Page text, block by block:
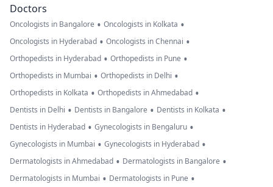
Doctors
Oncologists in Bangalore • Oncologists in Kolkata •
Oncologists in Hyderabad • Oncologists in Chennai •
Orthopedists in Hyderabad • Orthopedists in Pune •
Orthopedists in Mumbai • Orthopedists in Delhi •
Orthopedists in Kolkata • Orthopedists in Ahmedabad •
Dentists in Delhi • Dentists in Bangalore • Dentists in Kolkata •
Dentists in Hyderabad • Gynecologists in Bengaluru •
Gynecologists in Mumbai • Gynecologists in Hyderabad •
Dermatologists in Ahmedabad • Dermatologists in Bangalore •
Dermatologists in Mumbai • Dermatologists in Pune •